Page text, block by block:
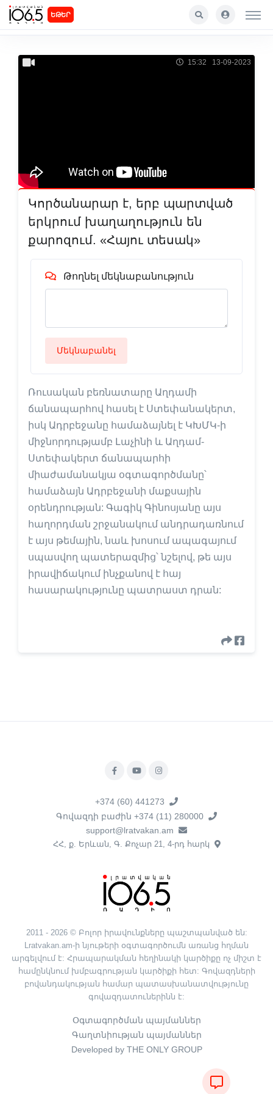
ԵԹԵՐ
15:32 13-09-2023
Կործանարար է, երբ պարտված
երկրում խաղաղություն են
քարոզում. «Հայու տեսակ»
Թողնել մեկնաբանություն
Մեկնաբանել
Ռուսական բեռնատարը Աղդամի
ճանապարհով հասել է Ստեփանակերտ,
իսկ Ադրբեջանը համաձայնել է ԿԽՄԿ-ի
միջնորդությամբ Լաչինի և Աղդամ-
Ստեփակերտ ճանապարհի
միաժամանակյա օգտագործմանը՝
համաձայն Ադրբեջանի մաքսային
օրենդրության: Գագիկ Գինոսյանը այս
հաղորդման շրջանակում անդրադառնում
է այս թեմային, նաև խոսում ապագայում
սպասվող պատերազմից՝ նշելով, թե այս
իրավիճակում ինչքանով է հայ
հասարակությունը պատրաստ դրան:
+374 (60) 441273
Գովազդի բաժին +374 (11) 280000
support@lratvakan.am
ՀՀ, ք. Երևան, Գ. Քոչար 21, 4-րդ հարկ
2011 - 2026 © Բոլոր իրավունքները պաշտպանված են:
Lratvakan.am-ի նյութերի օգտագործումն առանց հղման
արգելվում է: Հրապարակման հեղինակի կարծիքը ոչ միշտ է
համընկնում խմբագրության կարծիքի հետ: Գովազդների
բովանդակության համար պատասխանատվությունը
գովազդատուներինն է:
Օգտագործման պայմաններ
Գաղտնիության պայմաններ
Developed by THE ONLY GROUP